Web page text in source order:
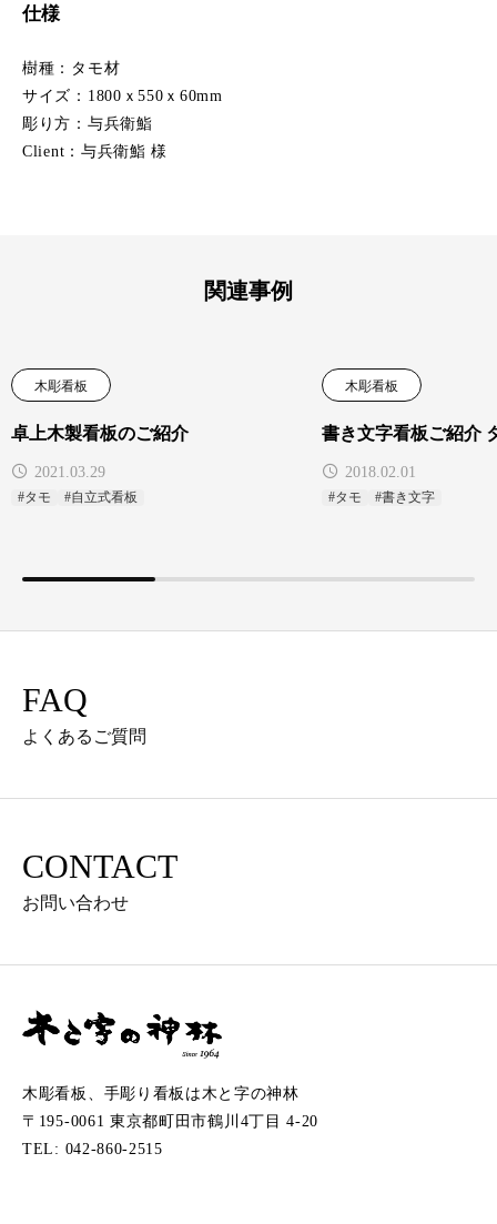
仕様
樹種：タモ材
サイズ：1800ｘ550ｘ60mm
彫り方：与兵衛鮨
Client：与兵衛鮨 様
関連事例
木彫看板
卓上木製看板のご紹介
2021.03.29
#タモ #自立式看板
木彫看板
書き文字看板ご紹介
2018.02.01
#タモ #書き文字
FAQ
よくあるご質問
CONTACT
お問い合わせ
木彫看板、手彫り看板は木と字の神林
〒195-0061 東京都町田市鶴川4丁目 4-20
TEL: 042-860-2515